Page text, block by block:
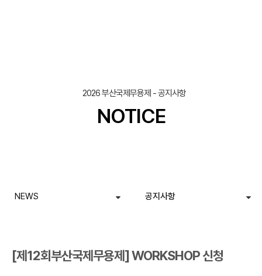
2026 부산국제무용제 - 공지사항
NOTICE
NEWS 공지사항
[제12회부산국제무용제] WORKSHOP 신청